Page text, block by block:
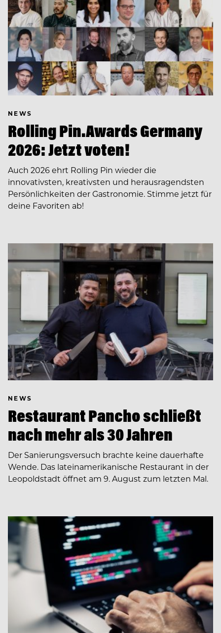
NEWS
Rolling Pin.Awards Germany
2026: Jetzt voten!
Auch 2026 ehrt Rolling Pin wieder die
innovativsten, kreativsten und herausragendsten
Persönlichkeiten der Gastronomie. Stimme jetzt für
deine Favoriten ab!
NEWS
Restaurant Pancho schließt
nach mehr als 30 Jahren
Der Sanierungsversuch brachte keine dauerhafte
Wende. Das lateinamerikanische Restaurant in der
Leopoldstadt öffnet am 9. August zum letzten Mal.